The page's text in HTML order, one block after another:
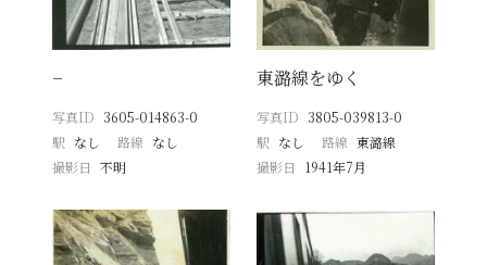
−
写真ID 3605-014863-0
駅 なし 路線 なし
撮影日
不明
東潞線をゆく
写真ID 3805-039813-0
駅 なし 路線 東潞線
撮影日
1941年7月